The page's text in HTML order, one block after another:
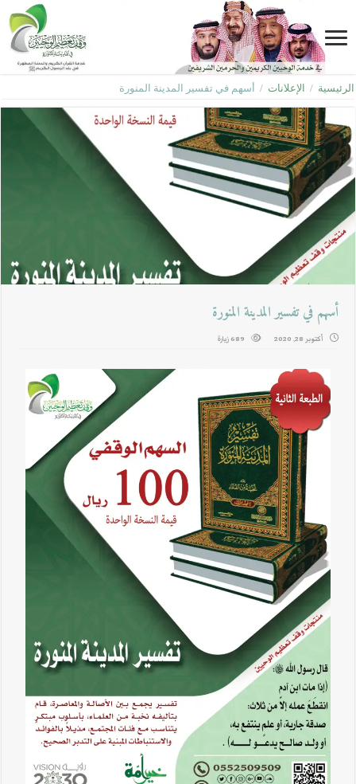
الرئيسية / الإعلانات / أسهم في تفسير المدينة المنورة
أسهم في تفسير المدينة المنورة
أكتوبر 28, 2020 689 زيارة